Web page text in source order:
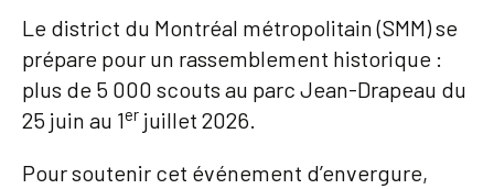
Le district du Montréal métropolitain (SMM) se
prépare pour un rassemblement historique :
plus de 5 000 scouts au parc Jean-Drapeau du
25 juin au 1er juillet 2026.
Pour soutenir cet événement d’envergure,